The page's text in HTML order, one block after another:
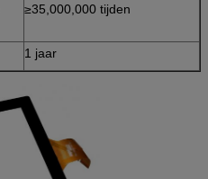
≥35,000,000 tijden
1 jaar